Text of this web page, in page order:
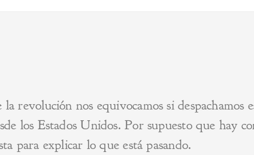
revolución nos equivocamos si despachamos
los Estados Unidos. Por supuesto que hay
para explicar lo que está pasando.